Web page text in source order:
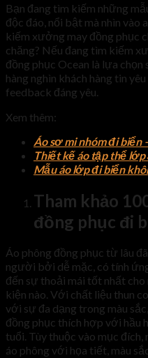
Bạn đang tìm kiếm những
độc đáo, nổi bật mà nhìn vào
kiếm xưởng may đồng phục
chăng? Nếu đang tìm kiếm
đồng phục Ocean là lựa
hàng nghìn khách hàng tin
feedback đáng yêu.
Xem thêm:
Áo sơ mi nhóm đi biển
Thiết kế áo tập thể
Mẫu áo lớp đi biển
Tham khảo
đồng phục đi
Áo phông đồng phục từ lâu
người bởi dễ mặc, có tính
đến sự thoải mái tốt nhất
kiện nào. Với chất liệu thun
với sự đa dạng trong màu
đồng phục thích hợp với hầu
tuổi. Tùy thuộc vào mục đích,
áo phông với họa tiết, màu